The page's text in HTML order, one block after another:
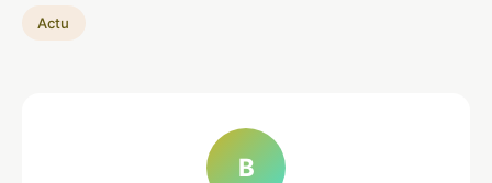
Actu
B